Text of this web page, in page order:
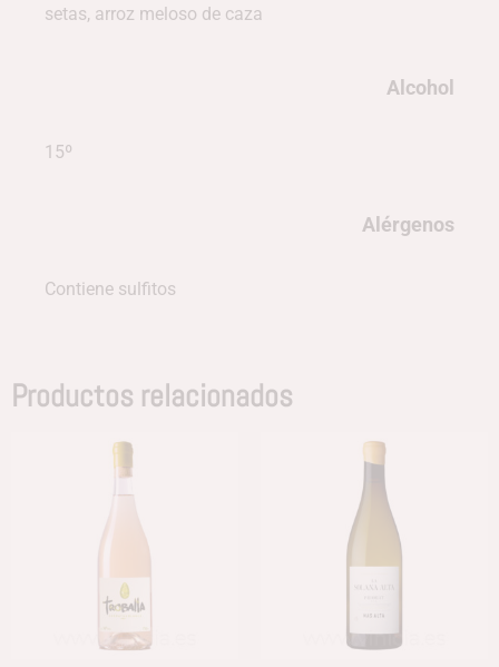
setas, arroz meloso de caza
Alcohol
15º
Alérgenos
Contiene sulfitos
Productos relacionados